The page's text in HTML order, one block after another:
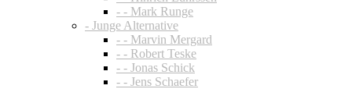
- - Mark Runge
- Junge Alternative
- - Marvin Mergard
- - Robert Teske
- - Jonas Schick
- - Jens Schaefer